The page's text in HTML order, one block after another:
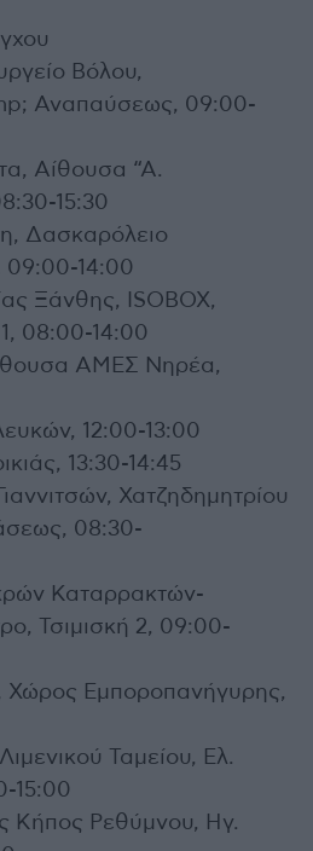
Βόλου,
Αναπαύσεως, 09:00-
Αίθουσα “Α.
15:30
Δασκαρόλειο
09:00-14:00
Ξάνθης, ISOBOX,
08:00-14:00
ΑΜΕΣ Νηρέα,
12:00-13:00
13:30-14:45
Χατζηδημητρίου
08:30-
Καταρρακτών-
Τσιμισκή 2, 09:00-
Χώρος Εμποροπανήγυρης,
Ταμείου, Ελ.
15:00
Κήπος Ρεθύμνου, Ηγ.